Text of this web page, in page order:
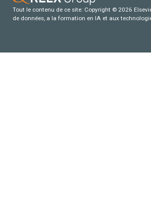
Tout le contenu de ce site: Copyright © 2026
de données, a la formation en IA et aux